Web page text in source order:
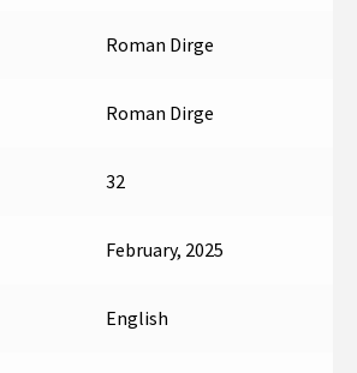
Roman Dirge
Roman Dirge
32
February, 2025
English